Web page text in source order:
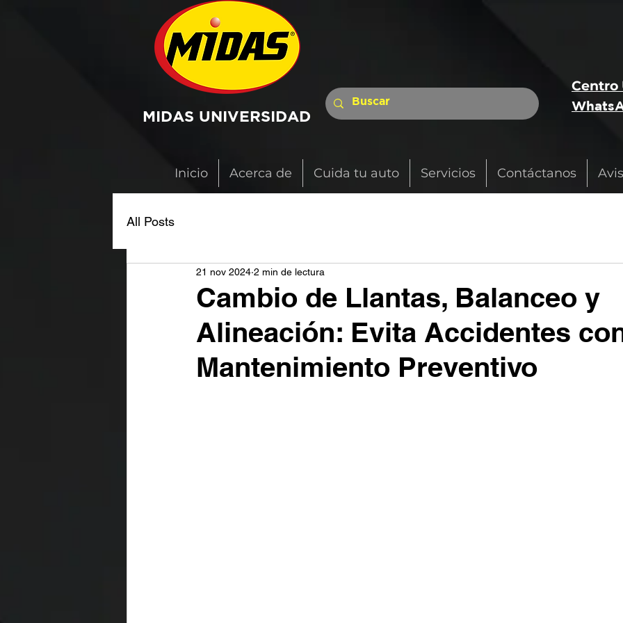
MIDAS UNIVERSIDAD
Inicio Acerca de Cuida tu auto Servicios Contáctanos
All Posts
Cambio de Llantas, Balanceo y
Alineación: Evita Accidentes
Mantenimiento Preventivo
21 nov 2024 2 min de lectura